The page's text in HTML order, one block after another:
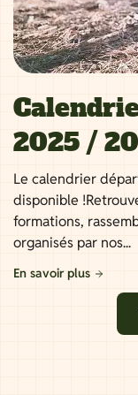
2025 /
Le calendrier
disponible
formations,
organisés par nos...
En savoir plus